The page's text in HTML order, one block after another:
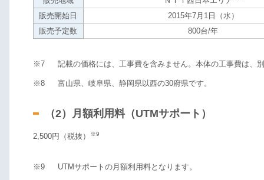
販売開始日
2015年7月1日（水）
販売予定数
800台/年
※7 記載の価格には、工事費を含みません。本体の工事費は、
※8 富山県、岐阜県、静岡県以西の30府県です。
（2）月額利用料（UTMサポート）
2,500円（税抜） ※9
※9 UTMサポートの月額利用料となります。